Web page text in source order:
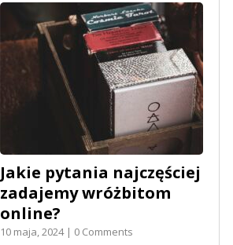
Jakie pytania najczęściej
zadajemy wróżbitom
online?
10 maja, 2024 | 0 Comments